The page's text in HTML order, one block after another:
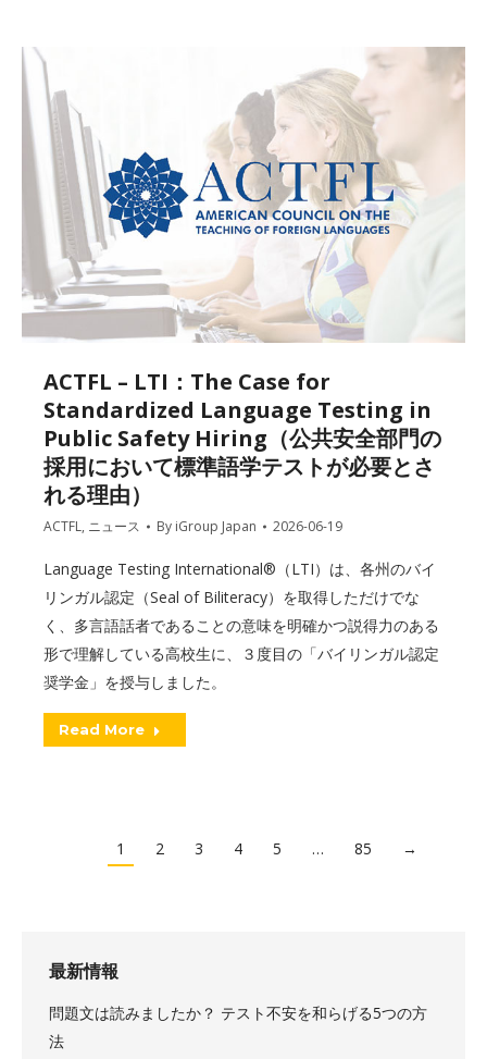
ACTFL – LTI：The Case for
Standardized Language Testing in
Public Safety Hiring（公共安全部門の
採用において標準語学テストが必要とさ
れる理由）
ACTFL, ニュース By iGroup Japan 2026-06-19
Language Testing International®（LTI）は、各州のバイ
リンガル認定（Seal of Biliteracy）を取得しただけでな
く、多言語話者であることの意味を明確かつ説得力のある
形で理解している高校生に、３度目の「バイリンガル認定
奨学金」を授与しました。
Read More
1 2 3 4 5 … 85 →
最新情報
問題文は読みましたか？ テスト不安を和らげる5つの方
法